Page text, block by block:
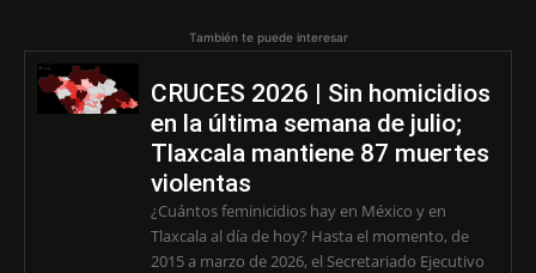
También te puede interesar
CRUCES 2026 | Sin homicidios
en la última semana de julio;
Tlaxcala mantiene 87 muertes
violentas
¿Cuántos feminicidios hay en México y en
Tlaxcala al día de hoy? Hasta el momento, de
2015 a marzo de 2026, el Secretariado Ejecutivo